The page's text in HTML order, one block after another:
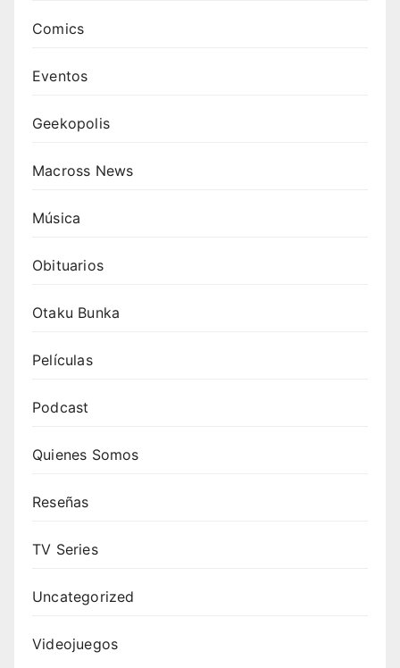
Comics
Eventos
Geekopolis
Macross News
Música
Obituarios
Otaku Bunka
Películas
Podcast
Quienes Somos
Reseñas
TV Series
Uncategorized
Videojuegos